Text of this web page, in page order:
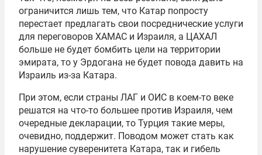
ограничится лишь тем, что Катар попросту
перестает предлагать свои посреднические услуги
для переговоров ХАМАС и Израиля, а ЦАХАЛ
больше не будет бомбить цели на территории
эмирата, то у Эрдогана не будет повода давить на
Израиль из-за Катара.
При этом, если страны ЛАГ и ОИС в коем-то веке
решатся на что-то большее против Израиля, чем
очередные декларации, то Турция такие меры,
очевидно, поддержит. Поводом может стать как
нарушение суверенитета Катара, так и гибель